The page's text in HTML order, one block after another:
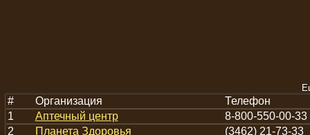
# Организация
Телефон
1
Аптечный центр
8-800-550-00-33
2
Планета Здоровья
(3462) 21-73-33